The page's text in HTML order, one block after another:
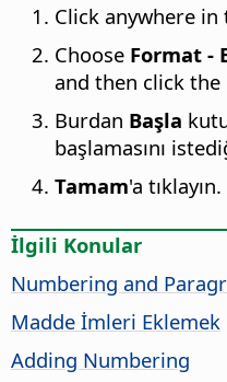
Click anywhere
Choose Format -
and then click the
Burdan Başla
başlamasını
Tamam'a tıklayın.
İlgili Konular
Numbering and
Madde İmleri Eklemek
Adding Numbering